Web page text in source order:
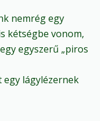
nemrég egy
kétségbe vonom,
egyszerű „piros
lágylézernek